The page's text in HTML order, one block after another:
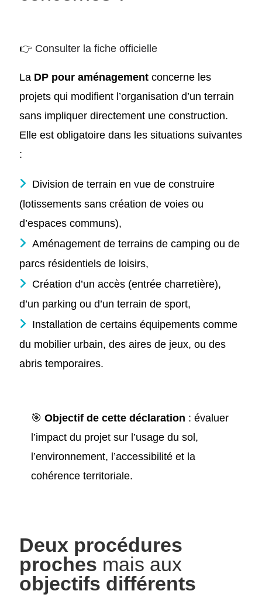
👉 Consulter la fiche officielle
La DP pour aménagement concerne les
projets qui modifient l’organisation d’un terrain
sans impliquer directement une construction.
Elle est obligatoire dans les situations suivantes
:
Division de terrain en vue de construire
(lotissements sans création de voies ou
d’espaces communs),
Aménagement de terrains de camping ou de
parcs résidentiels de loisirs,
Création d’un accès (entrée charretière),
d’un parking ou d’un terrain de sport,
Installation de certains équipements comme
du mobilier urbain, des aires de jeux, ou des
abris temporaires.
🎯Objectif de cette déclaration : évaluer
l’impact du projet sur l’usage du sol,
l’environnement, l’accessibilité et la
cohérence territoriale.
Deux procédures
proches mais aux
objectifs différents